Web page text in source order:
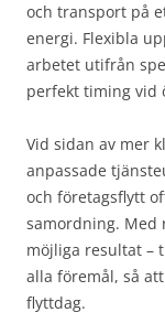
och transport på
energi. Flexibla
arbetet utifrån
perfekt timing vid
Vid sidan av mer
anpassade
och företagsflytt
samordning. Med
möjliga resultat –
alla föremål, så
flyttdag.